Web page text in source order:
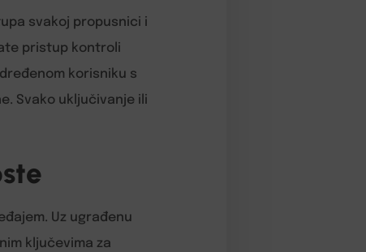
svakoj propusnici i
pristup kontroli
korisniku s
Svako uključivanje ili
Uz ugrađenu
ključevima za